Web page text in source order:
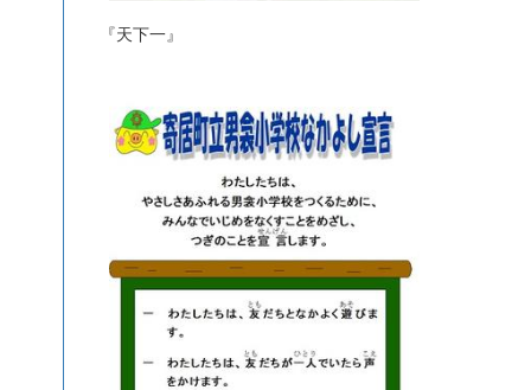
『天下一』